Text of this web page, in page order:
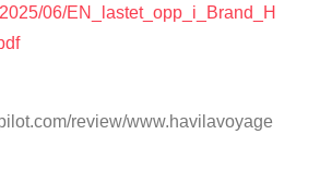
06/EN_lastet_opp_i_Brand_H
review/www.havilavoyage